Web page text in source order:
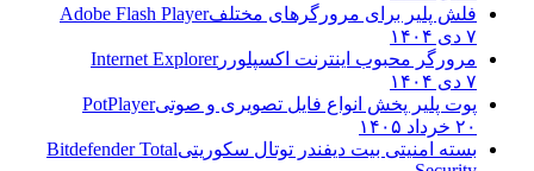
فلش پلیر برای مرورگرهای مختلفAdobe Flash Player
مرورگر محبوب اینترنت اکسپلوررInternet Explorer
پوت پلیر پخش انواع فایل تصویری و صوتی PotPlayer
بسته امنیتی بیت دیفندر توتال سکوریتیBitdefender Total